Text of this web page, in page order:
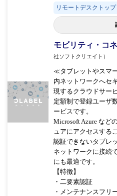
リモートデスクトッ
モビリティ・コ
社ソフトクリエイト）
≪タブレットやスマ
内ネットワークへセ
現するクラウドサー
定額制で登録ユーザ
ービスです。
Microsoft Azure など
ュアにアクセスする
認証できないタブレ
ネットワークに接続
にも最適です。
【特徴】
・二要素認証
・メンテナンスフリ